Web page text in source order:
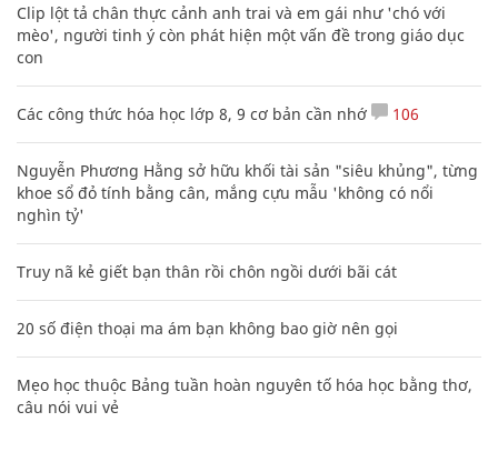
Clip lột tả chân thực cảnh anh trai và em gái như 'chó với
mèo', người tinh ý còn phát hiện một vấn đề trong giáo dục
con
Các công thức hóa học lớp 8, 9 cơ bản cần nhớ 106
Nguyễn Phương Hằng sở hữu khối tài sản "siêu khủng", từng
khoe sổ đỏ tính bằng cân, mắng cựu mẫu 'không có nổi
nghìn tỷ'
Truy nã kẻ giết bạn thân rồi chôn ngồi dưới bãi cát
20 số điện thoại ma ám bạn không bao giờ nên gọi
Mẹo học thuộc Bảng tuần hoàn nguyên tố hóa học bằng thơ,
câu nói vui vẻ